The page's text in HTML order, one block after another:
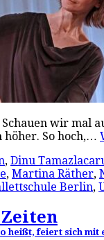
wir mal
höher. So hoch,…
, Dinu
, Martina Räther,
Berlin,
Zeiten
feiert sich mit